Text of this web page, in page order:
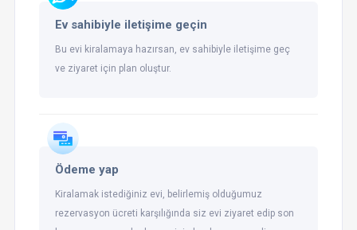
Ev sahibiyle iletişime geçin
Bu evi kiralamaya hazırsan, ev sahibiyle iletişime geç
ve ziyaret için plan oluştur.
Ödeme yap
Kiralamak istediğiniz evi, belirlemiş olduğumuz
rezervasyon ücreti karşılığında siz evi ziyaret edip son